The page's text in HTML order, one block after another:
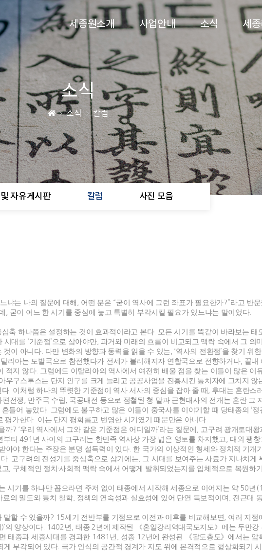
세종원소개 사업안내 소식 세
소식
소식 칼럼
자유게시판 칼럼 사진 모음
냐는 나의 질문에 대해 어떤 분은 “굳이 역사에 그런 좌표가 필요한가?”라고 반
굳이 어느 한 시기를 중심에 놓고 특별히 부각시킬 필요가 있느냐는 말이었다.
축 하나쯤은 설정하는 것이 효과적이라고 본다.
모든 시기를 똑같이 바라보는 태
시대를 ‘기준점’ 으로 삼아야만, 과거와 미래의 흐름이 비교되고 맥락 속에서 그 의
것이 아니다. 다만 변화의 방향과 동력을 읽을 수 있는 , ‘역사의 전환점’을 찾기 위
리아는 도발국으로 참전했다가 전세가 불리해지자 연합국으로 전향하거나, 끝내
적지 않다. 그럼에도 이탈리아의 역사에서 여전히 배울 점을 찾는 이들이 많은 이
우구스투스는 단지 인구를 크게 늘리고 공공사업을 진흥시킨 통치자에 그치지 않
다. 이처럼 하나의 뚜렷한 기준점이 역사 서사의 중심을 잡아 줄 때
후대는 혼란스
편전쟁 만주국 수립 국공내전 등으로 점철된 청 말과 근현대사의 전개는 혼란 그
들어 놓았다. 그럼에도 불구하고 많은 이들이 중국사를 이야기할 때 당태종의‘정
평가한다 이는 단지 평화롭고 번영한 시기였기 때문만은 아니다.
까? ‘우리 역사에서 그와 같은 기준점은 어디일까’라는 질문에 고구려 광개토대왕
부터491 년 사이의 고구려는 한민족 역사상 가장 넓은 영토를 차지했고 ,대외 팽창
아야 한다는 주장은 분명 설득력이 있다. 한 국가의 이상적인 형세와 정치적 기개
. 고구려의 전성기를 중심축으로 삼기에는 그 시대를 보여주는 사료가 지나치게
구체적인 정치 ·사회적 맥락 속에서 어떻게 발휘되었는지를 입체적으로 복원하
시기를 하나만 꼽으라면 주저 없이 태종에서 시작해 세종으로 이어지는 약 50 년
료의 밀도와 통치 철학, 정책의 연속성과 실효성에 있어 단연 독보적이며
전근대
말할 수 있을까? 15세기 전반부를 기점으로 이전과 이후를 비교해보면
여러 지점
)’의 양상이다 . 1402 년 태종 2 년에 제작된 《혼일강리역대국도지도》 에는 두만강
태종과 세종시대를 경과한 1481 년 성종 12 년에 완성된 《팔도총도》 에서는 압
게 부각되어 있다. 국가 인식의 공간적 경계가 지도 위에 본격적으로 형상화되기